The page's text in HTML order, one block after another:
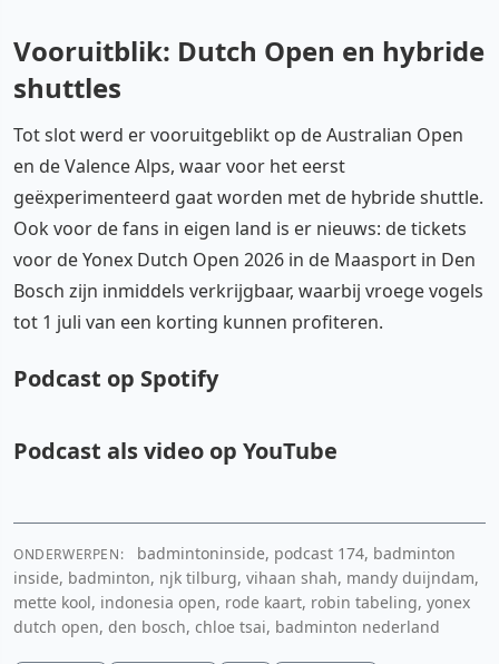
Vooruitblik: Dutch Open en hybride
shuttles
Tot slot werd er vooruitgeblikt op de Australian Open
en de Valence Alps, waar voor het eerst
geëxperimenteerd gaat worden met de hybride shuttle.
Ook voor de fans in eigen land is er nieuws: de tickets
voor de Yonex Dutch Open 2026 in de Maasport in Den
Bosch zijn inmiddels verkrijgbaar, waarbij vroege vogels
tot 1 juli van een korting kunnen profiteren.
Podcast op Spotify
Cookie-instellingen aanpassen
Podcast als video op YouTube
YouTube video
Cookie-instellingen aanpassen
ONDERWERPEN:
badmintoninside, podcast 174, badminton
inside, badminton, njk tilburg, vihaan shah, mandy duijndam,
mette kool, indonesia open, rode kaart, robin tabeling, yonex
dutch open, den bosch, chloe tsai, badminton nederland